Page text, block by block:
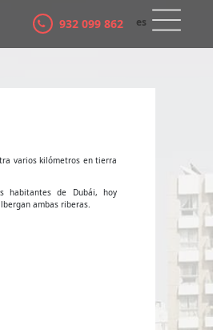
932 099 862
es
varios kilómetros en tierra
habitantes de Dubái, hoy
ambas riberas.